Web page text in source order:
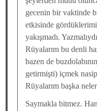
gecenin bir vaktinde
etkisinde
yakışmadı.
Rüyalarım bu denli
bazen de
getirmişti) içmek
Rüyalarım başka
Saymakla bitmez.